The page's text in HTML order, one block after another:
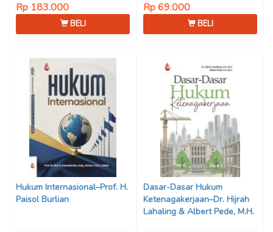
Rp 183.000
BELI
Rp 69.000
BELI
Hukum Internasional–Prof. H.
Paisol Burlian
Dasar-Dasar Hukum
Ketenagakerjaan–Dr. Hijrah
Lahaling & Albert Pede, M.H.